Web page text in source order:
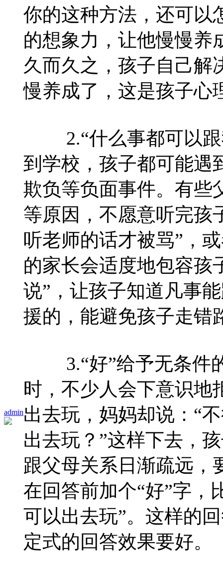
admin
你的这种方法，还可以
的想象力，让他慢慢养
久而久之，孩子自己解
慢养成了，这是孩子心
2.“什么事都可以跟
到学校，孩子都可能遇
欺负等负面事件。有些
等原因，不愿意听完孩
听老师的话才被骂”，
的家长会适度地包容孩
说”，让孩子知道凡事
援的，能避免孩子走错
3.“好”给予无条件的
时，不少人会下意识地
出去玩，妈妈却说：“
出去玩？”这样下去，
跟父母关系日渐疏远，
在回答前加个“好”字，
可以出去玩”。这样的
定式的回答效果要好。